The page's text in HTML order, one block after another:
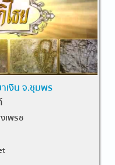
เงิน จ.ชุมพร
พรช